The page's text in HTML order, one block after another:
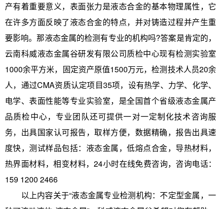
产有着重要意义，表面张力是液态合金的基本物理属性，它
在许多方面反映了液态合金的特点，并对铸造过程并产生重
要影响。那液态金属的检测有专业的机构吗?答案是肯定的，
云南科威液态金属谷研发有限公司质检中心现有检测实验室
1000余平方米，固定资产原值1500万元，检测技术人员20余
人，通过CMA资质认定项目35项，设有热学、力学、化学、
电学、表面性能等专业实验室，是全国首个省级液态金属产
品质检中心，专业团队还可提供一对一定制化技术咨询服
务，出具国家认可报告，取样方便，数据精确，报告出具速
度快，测试样品包括：液态金属，低熔点合金，导热材料，
热界面材料，相变材料，24小时在线免费咨询，咨询电话：
159 1200 2466
以上内容关于“液态金属专业检测机构：不定型金属，一